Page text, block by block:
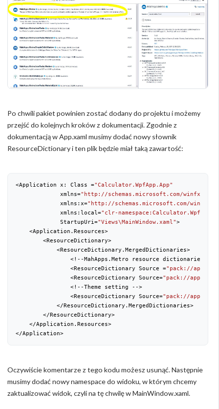
Po chwili pakiet powinien zostać dodany do projektu i możemy
przejść do kolejnych kroków z dokumentacji. Zgodnie z
dokumentacją w App.xaml musimy dodać nowy słownik
ResourceDictionary i ten plik będzie miał taką zawartość:
<Application x: Class ="Calculator.WpfApp.App"
             xmlns=
"http://schemas.microsoft.com/winfx/
             xmlns:x=
"http://schemas.microsoft.com/winfx/
             xmlns:local=
"clr-namespace:Calculator.WpfApp"
             StartupUri=
"Views\MainWindow.xaml">
    <Application.Resources>
        <ResourceDictionary>
            <ResourceDictionary.MergedDictionaries>
<!--MahApps.Metro resource
                <ResourceDictionary Source =
"pack://
                <ResourceDictionary Source=
"pack://
                <!--Theme setting -->
                <ResourceDictionary Source=
"pack://
            </ResourceDictionary.MergedDictionaries>
        </ResourceDictionary>
    </Application.Resources>
</Application>
Oczywiście komentarze z tego kodu możesz usunąć. Następnie
musimy dodać nowy namespace do widoku, w którym chcemy
zaktualizować widok, czyli na tę chwilę w MainWindow.xaml.